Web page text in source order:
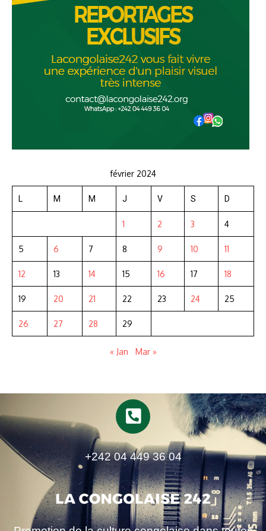
février 2024
L M M J V S D
1 2 3 4
5 6 7 8 9 10 11
12 13 14 15 16 17 18
19 20 21 22 23 24 25
26 27 28 29
« Jan Mar »
+242 04 449 36 04